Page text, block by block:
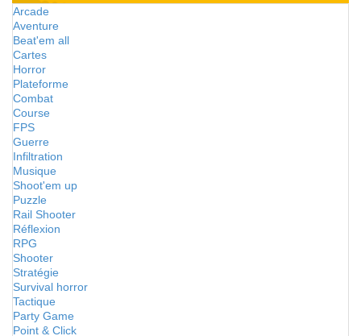
Arcade
Aventure
Beat'em all
Cartes
Horror
Plateforme
Combat
Course
FPS
Guerre
Infiltration
Musique
Shoot'em up
Puzzle
Rail Shooter
Réflexion
RPG
Shooter
Stratégie
Survival horror
Tactique
Party Game
Point & Click